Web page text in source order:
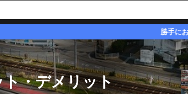
勝手にお得と思われ
・デメリット